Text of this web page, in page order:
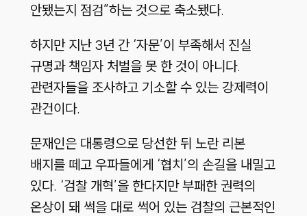
안됐는지 점검”하는 것으로 축소됐다.
하지만 지난 3년 간 ‘자문’이 부족해서 진실
규명과 책임자 처벌을 못 한 것이 아니다.
관련자들을 조사하고 기소할 수 있는 강제력이
관건이다.
문재인은 대통령으로 당선한 뒤 노란 리본
배지를 떼고 우파들에게 ‘협치’의 손길을 내밀고
있다. ‘검찰 개혁’을 한다지만 부패한 권력의
온상이 돼 썩을 대로 썩어 있는 검찰의 근본적인